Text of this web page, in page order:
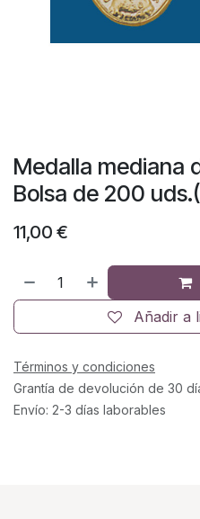
Medalla mediana
Bolsa de 200
11,00 €
Añadir a
Términos y condiciones
Grantía de devolución de 30
Envío: 2-3 días laborables